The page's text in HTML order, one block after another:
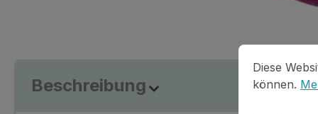
Beschreibung
Cookie-
Diese
Diese
können.